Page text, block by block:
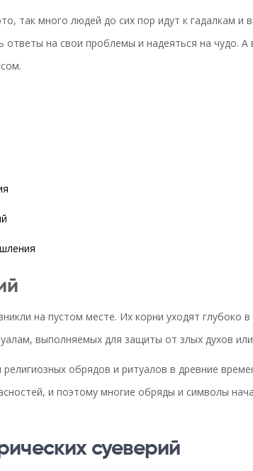
так много людей до сих пор идут к гадалкам и
ответы на свои проблемы и надеяться на чудо.
на пустом месте. Их корни уходят глубоко
выполняемых для защиты от злых духов или
обрядов и ритуалов в древние
и поэтому многие обряды и символы
суеверий